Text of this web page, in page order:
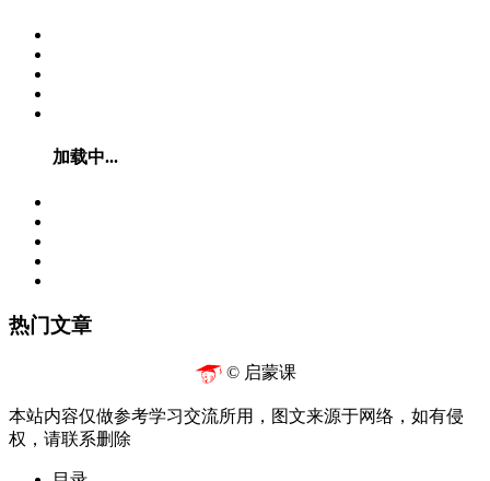
加载中...
热门文章
© 启蒙课
本站内容仅做参考学习交流所用，图文来源于网络，如有侵
权，请联系删除